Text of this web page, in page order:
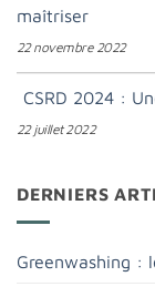
maîtriser
22 novembre 2022
CSRD 2024 :
22 juillet 2022
DERNIERS
Greenwashing :